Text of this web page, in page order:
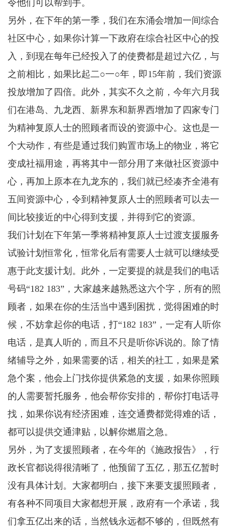
令他们可以帮到手。
另外，在下年的第一季，我们在东涌会增加一间综合
社区中心，如果你计算一下政府在综合社区中心的投
入，到现在每年已经投入了的使费都是超过六亿，与
之前相比，如果比起二○一○年，即15年前，我们资源
投放增加了四倍。此外，其实不久之前，今年六月我
们在港岛、九龙西、新界东和新界西增加了四家专门
为精神复原人士的照顾者而设的资源中心。这也是一
个大动作，有些是通过我们购置市场上的物业，将它
变成社福用途，再将其中一部分用了来做社区资源中
心，再加上原本在九龙东的，我们就已经凑齐全港有
五间资源中心，令到精神复原人士的照顾者可以去一
间比较接近的中心得到支援，并得到它的资源。
我们计划在下年第一季将精神复原人士过渡支援服务
试验计划恒常化，恒常化后有需要人士就可以继续受
惠于此支援计划。此外，一定要提的就是我们的电话
号码“182 183”，大家越来越熟悉这六个字，所有的照
顾者，如果在你的生活当中遇到困扰，觉得困难的时
候，不妨拿起你的电话，打“182 183”，一定有人听你
电话，是真人听的，而且不只是听你诉说的。除了情
绪辅导之外，如果需要的话，相关的社工，如果是紧
急个案，他会上门找你提供紧急的支援，如果你照顾
的人需要暂托服务，他会帮你安排的，帮你打电话寻
找，如果你说有经济困难，连交通费都觉得难的话，
都可以提供交通津贴，以解你燃眉之急。
另外，为了支援照顾者，在今年的《施政报告》，行
政长官都说得很清晰了，他预留了五亿，那五亿暂时
没有具体计划。大家都明白，接下来要支援照顾者，
有各种不同项目大家都想开展，政府有一个承诺，我
们拿五亿出来的话，当然钱永远都不够的，但既然有